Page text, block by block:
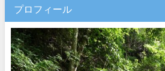
プロフィール